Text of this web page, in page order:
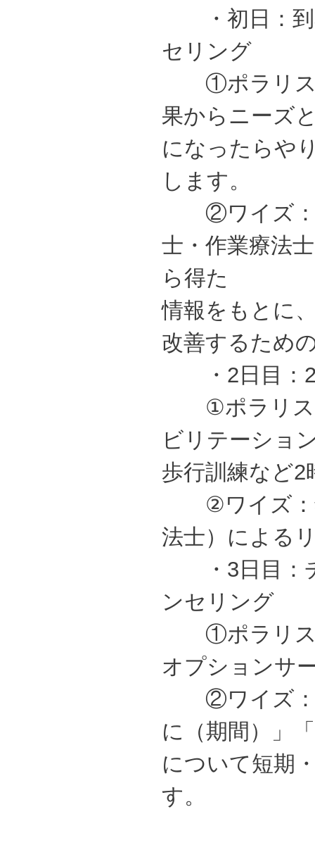
・初日：到
セリング
①ポラリス：
果からニーズ
になったらや
します。
②ワイズ：臨
士・作業療法
ら得た
情報をもとに
改善するため
・2日目：2
①ポラリス：
ビリテーショ
歩行訓練など2
②ワイズ：鍼
法士）による
・3日目：チ
ンセリング
①ポラリス
オプションサ
②ワイズ：
に（期間）」
について短期
す。